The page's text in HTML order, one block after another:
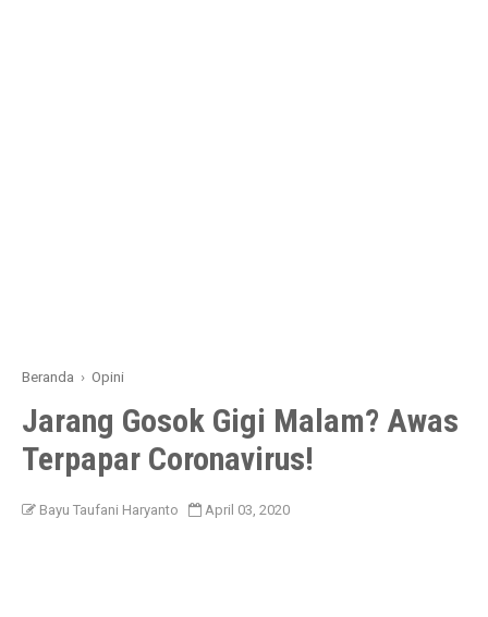
Beranda ›Opini
Jarang Gosok Gigi Malam? Awas
Terpapar Coronavirus!
Bayu Taufani Haryanto April 03, 2020